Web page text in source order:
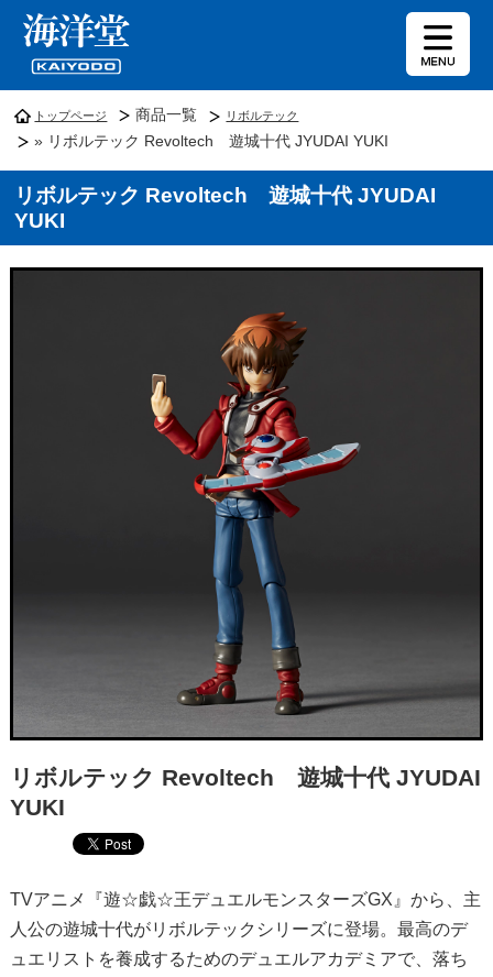
トップページ 商品一覧 リボルテック
» リボルテック Revoltech 遊城十代 JYUDAI YUKI
リボルテック Revoltech 遊城十代 JYUDAI
YUKI
リボルテック Revoltech 遊城十代 JYUDAI
YUKI
TVアニメ『遊☆戯☆王デュエルモンスターズGX』から、主
人公の遊城十代がリボルテックシリーズに登場。最高のデ
ュエリストを養成するためのデュエルアカデミアで、落ち